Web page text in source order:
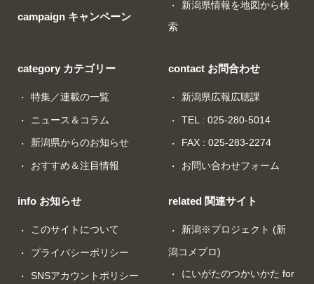
campaign キャンペーン
新潟県情報を地図から検
索
category カテゴリー
特集／連載の一覧
ニュース＆コラム
新潟県からのお知らせ
おすすめ＆注目情報
info お知らせ
このサイトについて
プライバシーポリシー
SNSアカウントポリシー
contact お問合わせ
新潟県広報広聴課
TEL : 025-280-5014
FAX : 025-283-2274
お問い合わせフォーム
related 関連サイト
新潟※プロジェクト (新
潟コメプロ)
にいがたのつかいかた for